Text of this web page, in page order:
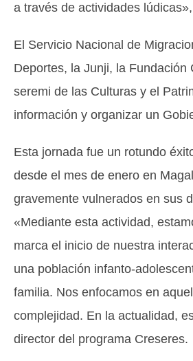
a través de actividades
El Servicio Nacional de
Deportes, la Junji, la
seremi de las Culturas y el
información y organizar un
Esta jornada fue un rotundo
desde el mes de enero en
gravemente vulnerados en sus
«Mediante esta actividad,
marca el inicio de nuestra
una población infanto-
familia. Nos enfocamos en
complejidad. En la actualidad,
director del programa Creseres.